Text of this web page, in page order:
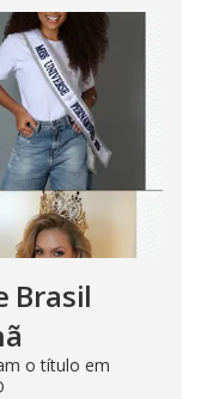
Brasil
o título em